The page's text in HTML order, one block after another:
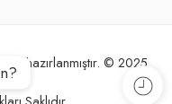
hazırlanmıştır. © 2025